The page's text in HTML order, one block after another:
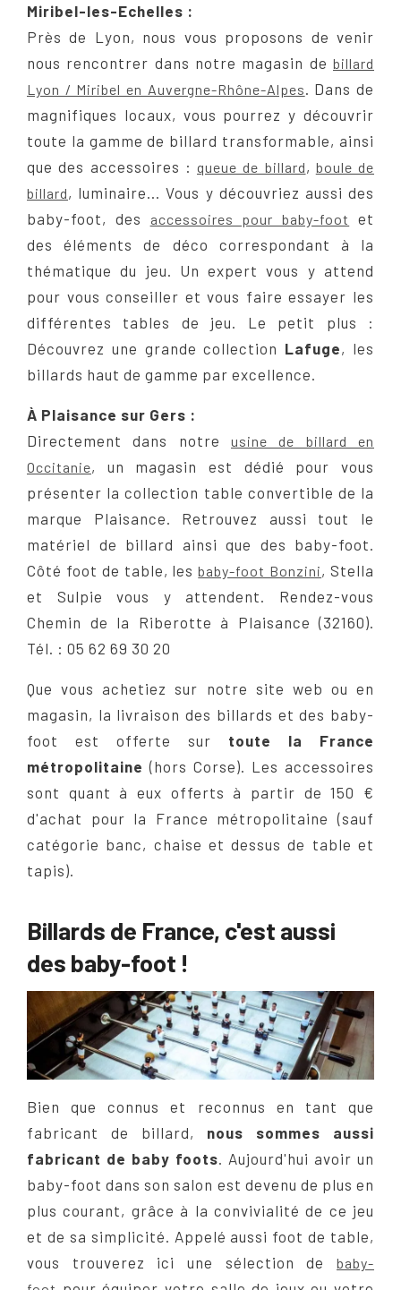
Miribel-les-Echelles :
Près de Lyon, nous vous proposons de venir
nous rencontrer dans notre magasin de billard
Lyon / Miribel en Auvergne-Rhône-Alpes
. Dans de
magnifiques locaux, vous pourrez y découvrir
toute la gamme de billard transformable, ainsi
que des accessoires : queue de billard, boule de
billard, luminaire... Vous y découvriez aussi des
baby-foot, des accessoires pour baby-foot
et
des éléments de déco correspondant à la
thématique du jeu. Un expert vous y attend
pour vous conseiller et vous faire essayer les
différentes tables de jeu. Le petit plus :
Découvrez une grande collection Lafuge, les
billards haut de gamme par excellence.
À Plaisance sur Gers :
Directement dans notre usine de billard en
Occitanie, un magasin est dédié pour vous
présenter la collection table convertible de la
marque Plaisance. Retrouvez aussi tout le
matériel de billard ainsi que des baby-foot.
Côté foot de table, lesbaby-foot Bonzini, Stella
et Sulpie vous y attendent. Rendez-vous
Chemin de la Riberotte à Plaisance (32160).
Tél. : 05 62 69 30 20
Que vous achetiez sur notre site web ou en
magasin, la livraison des billards et des baby-
foot est offerte sur toute la France
métropolitaine (hors Corse). Les accessoires
sont quant à eux offerts à partir de 150 €
d'achat pour la France métropolitaine (sauf
catégorie banc, chaise et dessus de table et
tapis).
Billards de France, c'est aussi
des baby-foot !
Bien que connus et reconnus en tant que
fabricant de billard, nous sommes aussi
fabricant de baby foots. Aujourd'hui avoir un
baby-foot dans son salon est devenu de plus en
plus courant, grâce à la convivialité de ce jeu
et de sa simplicité. Appelé aussi foot de table,
vous trouverez ici une sélection de baby-